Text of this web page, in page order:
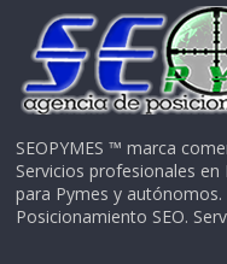
SEOPYMES ™ marca
Servicios profesionales
para Pymes y
Posicionamiento SEO.